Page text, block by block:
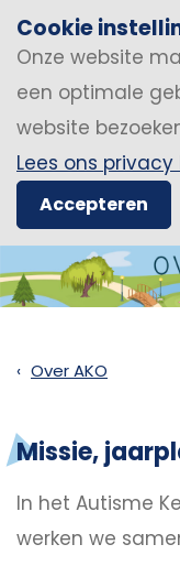
Cookie
Onze website
een optimale
website
Lees ons
Accepteren
Over AKO
Missie,
In het Autisme
werken we